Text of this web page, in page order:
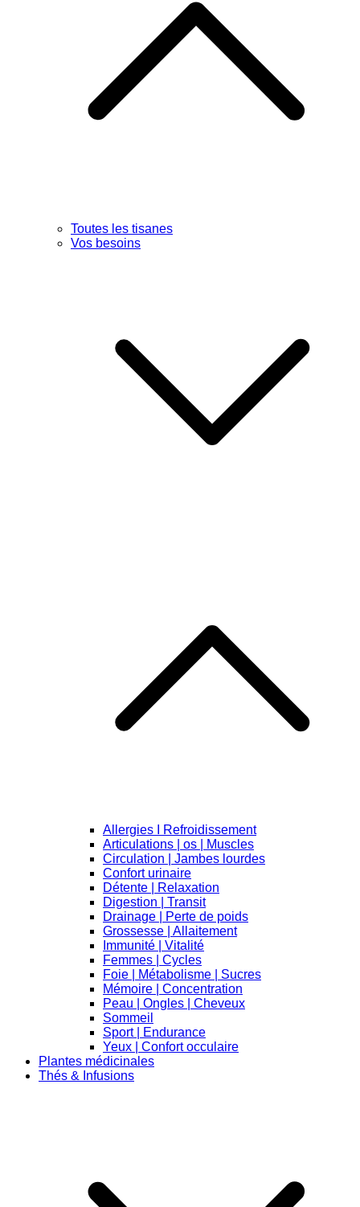
Toutes les tisanes
Vos besoins
Allergies I Refroidissement
Articulations | os | Muscles
Circulation | Jambes lourdes
Confort urinaire
Détente | Relaxation
Digestion | Transit
Drainage | Perte de poids
Grossesse | Allaitement
Immunité | Vitalité
Femmes | Cycles
Foie | Métabolisme | Sucres
Mémoire | Concentration
Peau | Ongles | Cheveux
Sommeil
Sport | Endurance
Yeux | Confort occulaire
Plantes médicinales
Thés & Infusions